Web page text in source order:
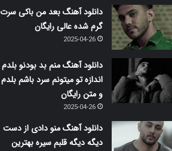
دانلود آهنگ بعد من باکی سرت
گرم شده عالی رایگان
2025-04-26
دانلود آهنگ منم بد بودنو بلدم
اندازه تو میتونم سرد باشم بلدم
و متن رایگان
2025-04-26
دانلود آهنگ منو دادی از دست
دیگه دیگه قلبم سیره بهترین